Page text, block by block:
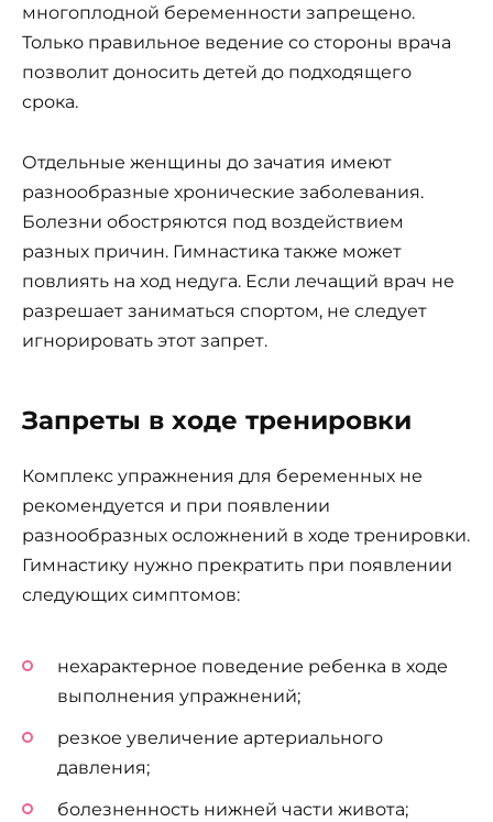
многоплодной беременности запрещено.
Только правильное ведение со стороны врача
позволит доносить детей до подходящего
срока.
Отдельные женщины до зачатия имеют
разнообразные хронические заболевания.
Болезни обостряются под воздействием
разных причин. Гимнастика также может
повлиять на ход недуга. Если лечащий врач не
разрешает заниматься спортом, не следует
игнорировать этот запрет.
Запреты в ходе тренировки
Комплекс упражнения для беременных не
рекомендуется и при появлении
разнообразных осложнений в ходе тренировки.
Гимнастику нужно прекратить при появлении
следующих симптомов:
нехарактерное поведение ребенка в ходе
выполнения упражнений;
резкое увеличение артериального
давления;
болезненность нижней части живота;